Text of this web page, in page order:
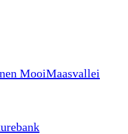
MooiMaasvallei